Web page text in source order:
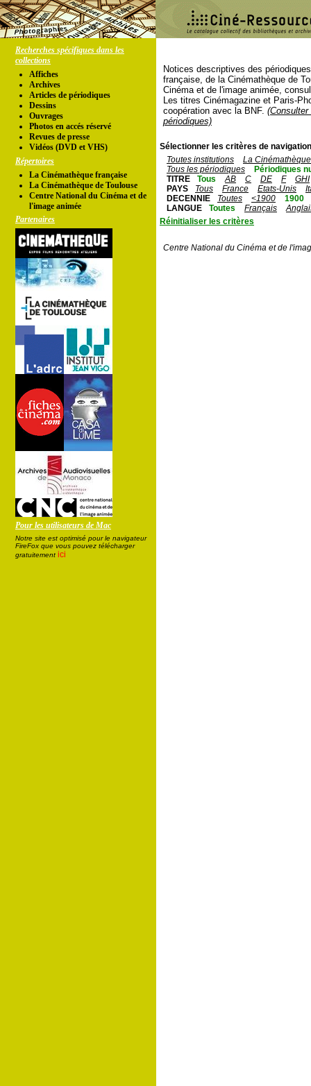
Recherches spécifiques dans les
collections
Affiches
Archives
Articles de périodiques
Dessins
Ouvrages
Photos en accés réservé
Revues de presse
Vidéos (DVD et VHS)
Répertoires
La Cinémathèque française
La Cinémathèque de Toulouse
Centre National du Cinéma et de
l'image animée
Partenaires
Pour les utilisateurs de Mac
Notre site est optimisé pour le navigateur
FireFox que vous pouvez télécharger
gratuitement ici
Notices descriptives des
française, de la Cinémathèque de
Cinéma et de l'image animée,
Les titres Cinémagazine et Paris-
coopération avec la BNF.
périodiques)
Sélectionner les critères de
Toutes institutions
La
Tous les périodiques
Périodiques
TITRE
Tous AB C DE F
GHI
PAYS
Tous France Etats-Unis
DECENNIE
Toutes <1900
1900
LANGUE
Toutes Français
Réinitialiser les critères
Centre National du Cinéma et de